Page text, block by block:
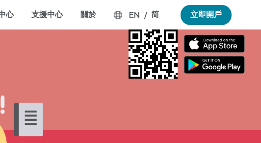
心 支援中心 關於 EN / 简 立即開戶